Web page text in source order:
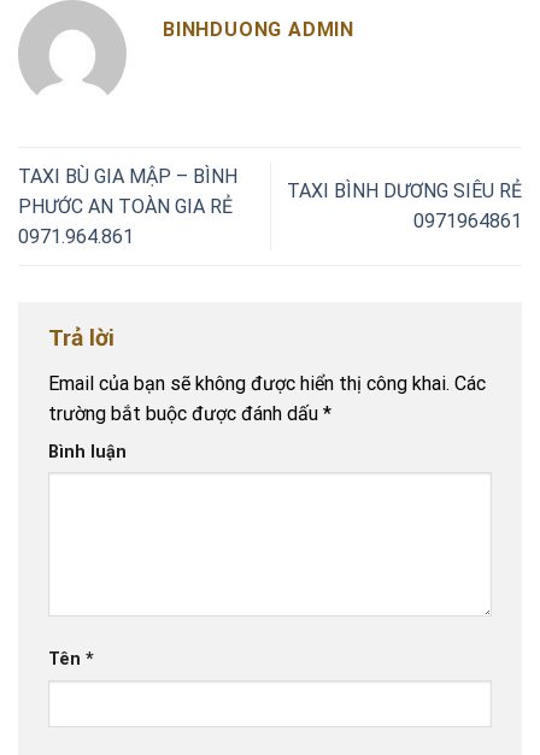
BINHDUONG ADMIN
TAXI BÙ GIA MẬP – BÌNH
PHƯỚC AN TOÀN GIA RẺ
0971.964.861
TAXI BÌNH DƯƠNG SIÊU RẺ
0971964861
Trả lời
Email của bạn sẽ không được hiển thị công khai. Các
trường bắt buộc được đánh dấu *
Bình luận
Tên *